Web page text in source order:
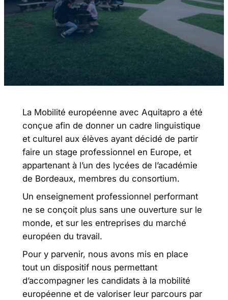
La Mobilité européenne avec Aquitapro a été
conçue afin de donner un cadre linguistique
et culturel aux élèves ayant décidé de partir
faire un stage professionnel en Europe, et
appartenant à l’un des lycées de l’académie
de Bordeaux, membres du consortium.
Un enseignement professionnel performant
ne se conçoit plus sans une ouverture sur le
monde, et sur les entreprises du marché
européen du travail.
Pour y parvenir, nous avons mis en place
tout un dispositif nous permettant
d’accompagner les candidats à la mobilité
européenne et de valoriser leur parcours par